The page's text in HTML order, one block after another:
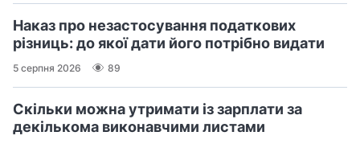
Наказ про незастосування податкових
різниць: до якої дати його потрібно видати
5 серпня 2026 89
Скільки можна утримати із зарплати за
декількома виконавчими листами